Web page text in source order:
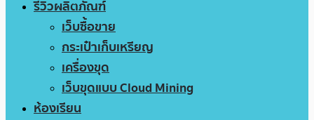
รีวิวผลิตภัณฑ์
เว็บซื้อขาย
กระเป๋าเก็บเหรียญ
เครื่องขุด
เว็บขุดแบบ Cloud Mining
ห้องเรียน